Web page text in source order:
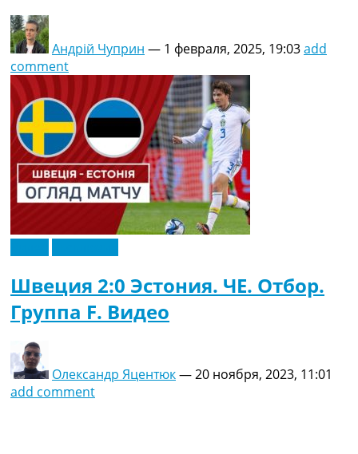
Андрій Чуприн — 1 февраля, 2025, 19:03add
comment
Швеция 2:0 Эстония. ЧЕ. Отбор.
Группа F. Видео
Олександр Яцентюк—20 ноября, 2023, 11:01
add comment